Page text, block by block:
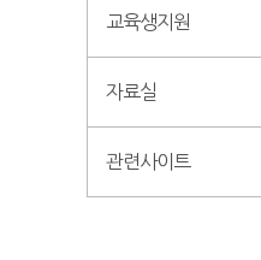
교육생지원
자료실
관련사이트